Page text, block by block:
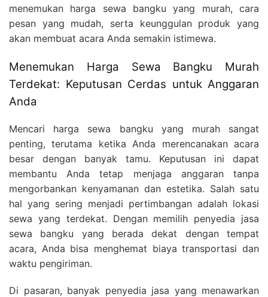
menemukan harga sewa bangku yang murah, cara
pesan yang mudah, serta keunggulan produk yang
akan membuat acara Anda semakin istimewa.
Menemukan Harga Sewa Bangku Murah
Terdekat: Keputusan Cerdas untuk Anggaran
Anda
Mencari harga sewa bangku yang murah sangat
penting, terutama ketika Anda merencanakan acara
besar dengan banyak tamu. Keputusan ini dapat
membantu Anda tetap menjaga anggaran tanpa
mengorbankan kenyamanan dan estetika. Salah satu
hal yang sering menjadi pertimbangan adalah lokasi
sewa yang terdekat. Dengan memilih penyedia jasa
sewa bangku yang berada dekat dengan tempat
acara, Anda bisa menghemat biaya transportasi dan
waktu pengiriman.
Di pasaran, banyak penyedia jasa yang menawarkan